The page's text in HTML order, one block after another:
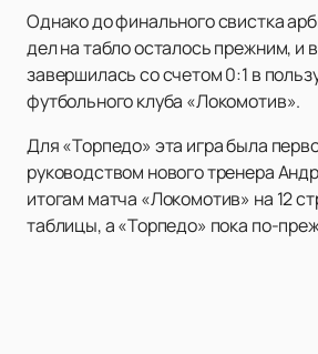
Однако до финального свистка
дел на табло осталось прежним, и
завершилась со счетом 0:1 в
футбольного клуба «Локомотив».
Для «Торпедо» эта игра была
руководством нового тренера
итогам матча «Локомотив» на 12
таблицы, а «Торпедо» пока по-